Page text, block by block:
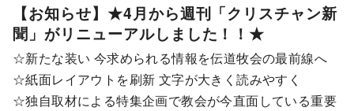
【お知らせ】★4月から週刊「クリスチャン新
聞」がリニューアルしました！！★
☆新たな装い 今求められる情報を伝道牧会の最前線へ
☆紙面レイアウトを刷新 文字が大きく読みやすく
☆独自取材による特集企画で教会が今直面している重要